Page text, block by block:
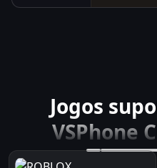
Jogos
VSPhone